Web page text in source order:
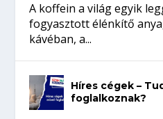
A koffein a világ egyik
fogyasztott élénkítő
kávéban, a...
Híres cégek –
foglalkoznak?